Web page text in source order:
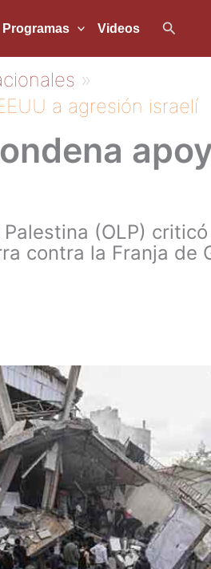
Programas Videos Buscar
a agresión israelí
(OLP)
contra la Franja de